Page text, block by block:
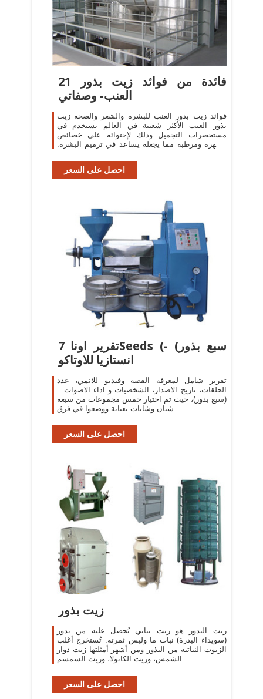
21 فائدة من فوائد زيت بذور
العنب- وصفاتي
فوائد زيت بذور العنب للبشرة والشعر والصحة زيت
بذور العنب الأكثر شعبية في العالم يستخدم في
مستحضرات التجميل وذلك لإحتوائه على خصائص
مطهرة ومرطبة مما يجعله يساعد في ترميم البشرة.
احصل على السعر
تقرير اونا 7Seeds (سبع بذور) -
انستازيا للاوتاكو
تقرير شامل لمعرفة القصة وفيديو للانمي، عدد
الحلقات، تاريخ الاصدار، الشخصيات و اداء الاصوات...
(سبع بذور)، حيث تم اختيار خمس مجموعات من سبعة
شبان وشابات بعناية ووضعوا في فرق.
احصل على السعر
زيت بذور
زيت البذور هو زيت نباتي يُحصل عليه من بذور
(سويداء البذرة) نبات ما وليس ثمرته. تُستخرج أغلب
الزيوت النباتية من البذور ومن أشهر أمثلتها زيت دوار
الشمس، وزيت الكانولا، وزيت السمسم.
احصل على السعر